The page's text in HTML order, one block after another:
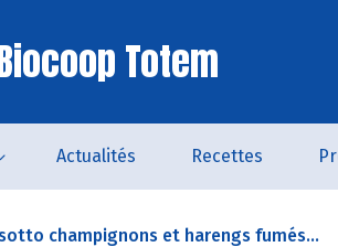
Totem
Actualités Recettes
champignons et harengs fumés...